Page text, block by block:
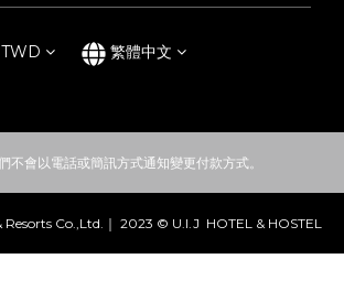
TWD 繁體中文
不會以電話或簡訊方式通知變更付款方式。
Co.,Ltd.｜ 2023 © U.I.J HOTEL & HOSTEL